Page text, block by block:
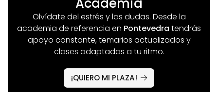
Olvídate del estrés y las dudas. Desde la
academia de referencia en Pontevedra tendrás
apoyo constante, temarios actualizados y
clases adaptadas a tu ritmo.
¡QUIERO MI PLAZA!